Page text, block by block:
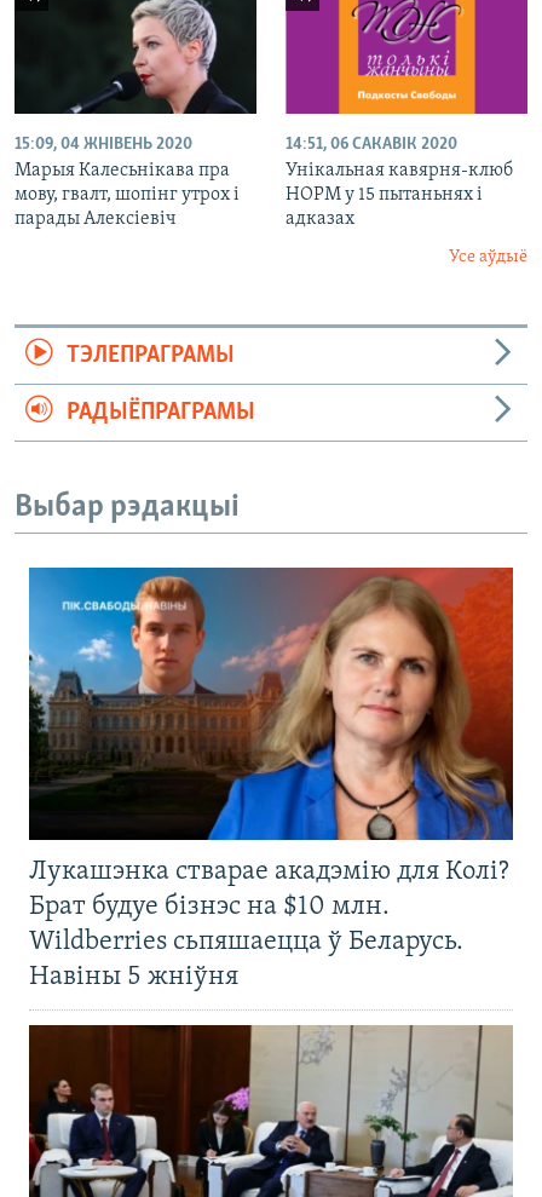
15:09, 04 ЖНІВЕНЬ 2020
Марыя Калесьнікава пра
мову, гвалт, шопінг утрох і
парады Алексіевіч
14:51, 06 САКАВІК 2020
Унікальная кавярня-клюб
НОРМ у 15 пытаньнях і
адказах
Усе аўдыё
ТЭЛЕПРАГРАМЫ
РАДЫЁПРАГРАМЫ
Выбар рэдакцыі
Лукашэнка стварае акадэмію для Колі?
Брат будуе бізнэс на $10 млн.
Wildberries сьпяшаецца ў Беларусь.
Навіны 5 жніўня